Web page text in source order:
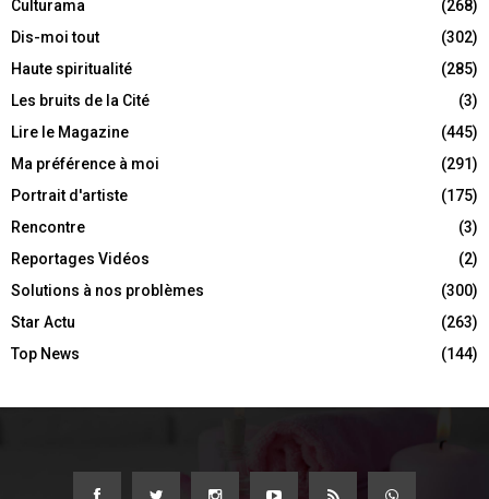
Culturama
(268)
Dis-moi tout
(302)
Haute spiritualité
(285)
Les bruits de la Cité
(3)
Lire le Magazine
(445)
Ma préférence à moi
(291)
Portrait d'artiste
(175)
Rencontre
(3)
Reportages Vidéos
(2)
Solutions à nos problèmes
(300)
Star Actu
(263)
Top News
(144)